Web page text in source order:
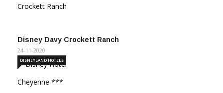
Disney Davy Crockett Ranch
24-11-2020
DISNEYLAND HOTELS